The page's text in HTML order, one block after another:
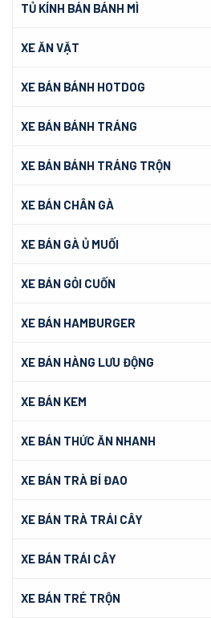
TỦ KÍNH BÁN BÁNH MÌ
XE ĂN VẶT
XE BÁN BÁNH HOTDOG
XE BÁN BÁNH TRÁNG
XE BÁN BÁNH TRÁNG TRỘN
XE BÁN CHÂN GÀ
XE BÁN GÀ Ủ MUỐI
XE BÁN GỎI CUỐN
XE BÁN HAMBURGER
XE BÁN HÀNG LƯU ĐỘNG
XE BÁN KEM
XE BÁN THỨC ĂN NHANH
XE BÁN TRÀ BÍ ĐAO
XE BÁN TRÀ TRÁI CÂY
XE BÁN TRÁI CÂY
XE BÁN TRÉ TRỘN